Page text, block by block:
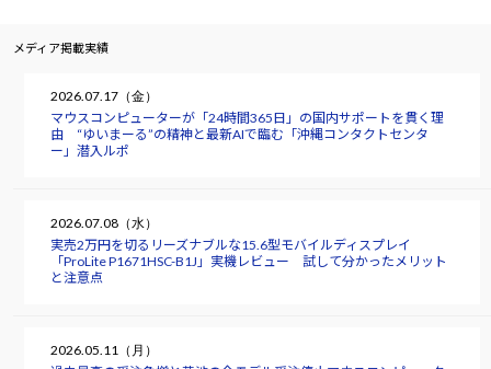
メディア掲載実績
2026.07.17（金）
マウスコンピューターが「24時間365日」の国内サポートを貫く理
由 “ゆいまーる”の精神と最新AIで臨む「沖縄コンタクトセンタ
ー」潜入ルポ
2026.07.08（水）
実売2万円を切るリーズナブルな15.6型モバイルディスプレイ
「ProLite P1671HSC-B1J」実機レビュー 試して分かったメリット
と注意点
2026.05.11（月）